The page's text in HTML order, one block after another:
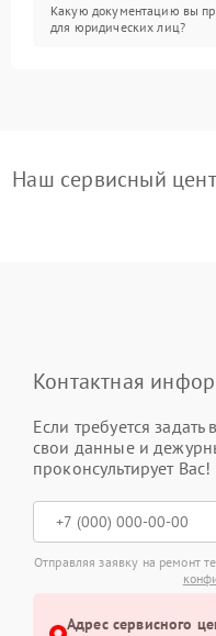
Какую документацию вы
для юридических лиц?
Наш сервисный
Контактная
Если требуется задать
свои данные и
проконсультирует Вас!
Отправляя заявку на ремонт
Адрес сервисного